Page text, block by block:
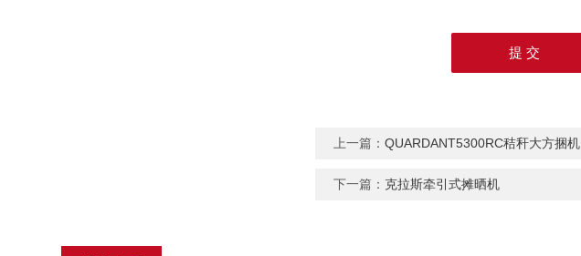
上一篇：QUARDANT5300RC秸秆大方捆机
下一篇： 克拉斯牵引式摊晒机